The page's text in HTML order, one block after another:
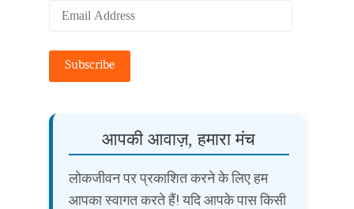
Address
Subscribe
आपकी आवाज़, हमारा मंच
लोकजीवन पर प्रकाशित करने के लिए हम
आपका स्वागत करते हैं! यदि आपके पास किसी